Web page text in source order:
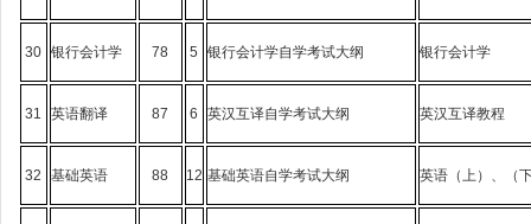
30 银行会计学 78 5 银行会计学自学考试大纲 银行会计学
31 英语翻译 87 6 英汉互译自学考试大纲 英汉互译教程
32 基础英语 88 12 基础英语自学考试大纲 英语（上）、（